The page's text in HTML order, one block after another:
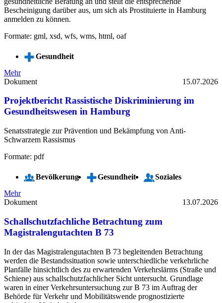
Bescheinigung darüber aus, um sich als Prostituierte in Hamburg
anmelden zu können.
Formate: gml, xsd, wfs, wms, html, oaf
Gesundheit
Mehr
Dokument
15.07.2026
Projektbericht Rassistische Diskriminierung im
Gesundheitswesen in Hamburg
Senatsstrategie zur Prävention und Bekämpfung von Anti-
Schwarzem Rassismus
Formate: pdf
Bevölkerung Gesundheit
Soziales
Mehr
Dokument
13.07.2026
Schallschutzfachliche Betrachtung zum
Magistralengutachten B 73
In der das Magistralengutachten B 73 begleitenden Betrachtung
werden die Bestandssituation sowie unterschiedliche verkehrliche
Planfälle hinsichtlich des zu erwartenden Verkehrslärms (Straße und
Schiene) aus schallschutzfachlicher Sicht untersucht. Grundlage
waren in einer Verkehrsuntersuchung zur B 73 im Auftrag der
Behörde für Verkehr und Mobilitätswende prognostizierte